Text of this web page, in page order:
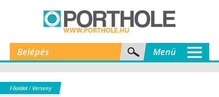
Belépés Menü
Főoldal/ Verseny